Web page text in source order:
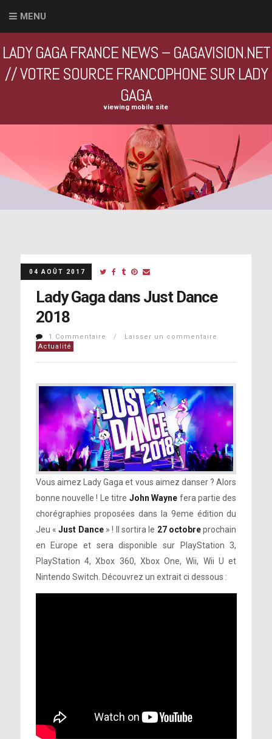
MENU
LADY GAGA FRANCE NEWS – GAGAVISION.NET
// VOTRE SOURCE FRANCOPHONE SUR LADY
GAGA
viewing mobile site
04 AOÛT 2017
Lady Gaga dans Just Dance
2018
1 Commentaire / Laisser un commentaire
Actualité
Vous aimez Lady Gaga et vous aimez danser ? Alors
bonne nouvelle ! Le titre John Wayne fera partie des
chorégraphies proposées dans la 9eme édition du
Jeu «Just Dance» ! Il sortira le 27 octobreprochain
en Europe et sera disponible sur PlayStation 3,
PlayStation 4, Xbox 360, Xbox One, Wii, Wii U et
Nintendo Switch. Découvrez un extrait ci dessous :